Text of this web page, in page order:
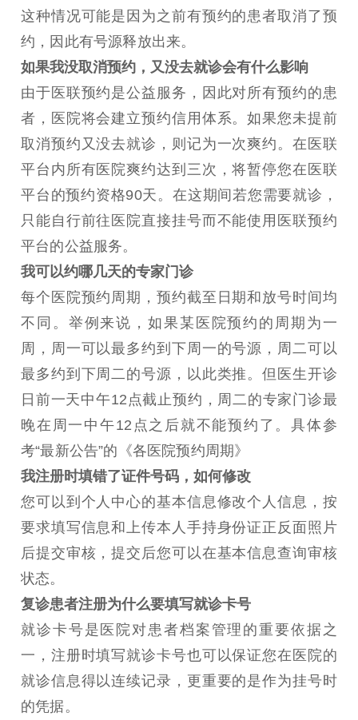
这种情况可能是因为之前有预约的患者取消了预
约，因此有号源释放出来。
如果我没取消预约，又没去就诊会有什么影响
由于医联预约是公益服务，因此对所有预约的患
者，医院将会建立预约信用体系。如果您未提前
取消预约又没去就诊，则记为一次爽约。在医联
平台内所有医院爽约达到三次，将暂停您在医联
平台的预约资格90天。在这期间若您需要就诊，
只能自行前往医院直接挂号而不能使用医联预约
平台的公益服务。
我可以约哪几天的专家门诊
每个医院预约周期，预约截至日期和放号时间均
不同。举例来说，如果某医院预约的周期为一
周，周一可以最多约到下周一的号源，周二可以
最多约到下周二的号源，以此类推。但医生开诊
日前一天中午12点截止预约，周二的专家门诊最
晚在周一中午12点之后就不能预约了。具体参
考“最新公告”的《各医院预约周期》
我注册时填错了证件号码，如何修改
您可以到个人中心的基本信息修改个人信息，按
要求填写信息和上传本人手持身份证正反面照片
后提交审核，提交后您可以在基本信息查询审核
状态。
复诊患者注册为什么要填写就诊卡号
就诊卡号是医院对患者档案管理的重要依据之
一，注册时填写就诊卡号也可以保证您在医院的
就诊信息得以连续记录，更重要的是作为挂号时
的凭据。